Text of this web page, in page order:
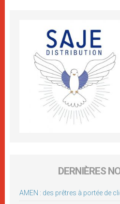
DERNIÈRES
AMEN : des prêtres à portée de